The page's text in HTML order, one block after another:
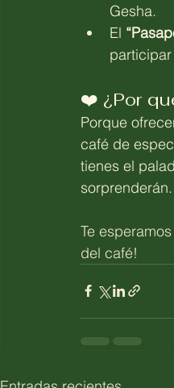
Gesha.
El
❤️ ¿Por
Porque
café de
tienes el
sorprenderán.
Te
del café!